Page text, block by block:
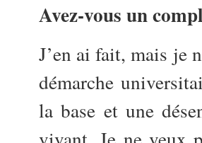
Avez-vous un
J’en ai fait, mais je
démarche
la base et une